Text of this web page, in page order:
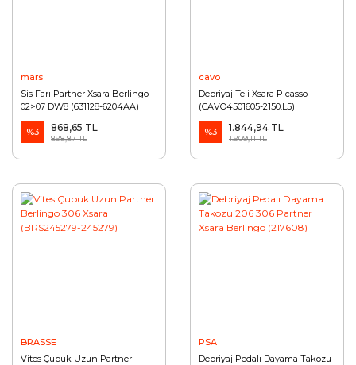
mars
Sis Farı Partner Xsara Berlingo
02>07 DW8 (631128-6204AA)
%3 868,65 TL
898,87 TL
cavo
Debriyaj Teli Xsara Picasso
(CAVO4501605-2150.L5)
%3 1.844,94 TL
1.909,11 TL
BRASSE
Vites Çubuk Uzun Partner
PSA
Debriyaj Pedalı Dayama Takozu